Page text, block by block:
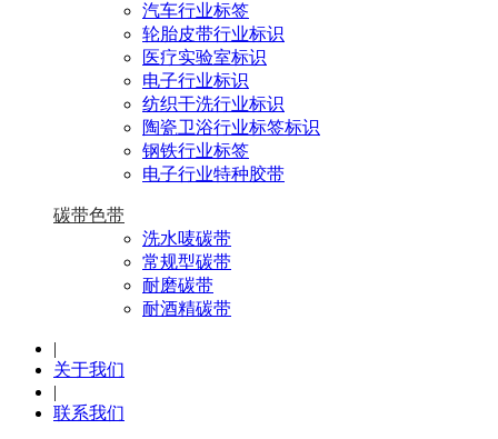
汽车行业标签
轮胎皮带行业标识
医疗实验室标识
电子行业标识
纺织干洗行业标识
陶瓷卫浴行业标签标识
钢铁行业标签
电子行业特种胶带
碳带色带
洗水唛碳带
常规型碳带
耐磨碳带
耐酒精碳带
|
关于我们
|
联系我们